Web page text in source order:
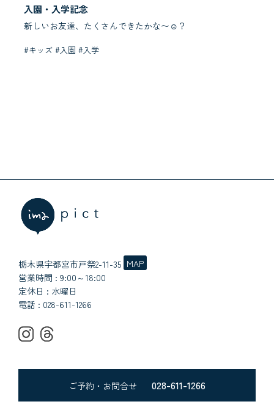
入園・入学記念
新しいお友達、たくさんできたかな〜☺︎？
#キッズ #入園 #入学
栃木県宇都宮市戸祭2-11-35 MAP
営業時間 : 9:00～18:00
定休日 : 水曜日
電話 : 028-611-1266
ご予約・お問合せ 028-611-1266